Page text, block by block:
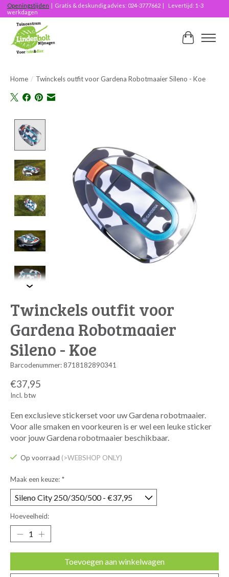
Openingstijden | Gratis & deskundig advies: 024-3777662 | Levertijd: 1-3
werkdagen
Home / Twinckels outfit voor Gardena Robotmaaier Sileno - Koe
Twinckels outfit voor
Gardena Robotmaaier
Sileno - Koe
Barcodenummer: 8718182890341
€37,95
Incl. btw
Een exclusieve stickerset voor uw Gardena robotmaaier.
Voor alle smaken en voorkeuren is er wel een leuke sticker
voor jouw Gardena robotmaaier beschikbaar.
Op voorraad (>WEBSHOP ONLY)
Maak een keuze: *
Hoeveelheid:
Toevoegen aan winkelwagen